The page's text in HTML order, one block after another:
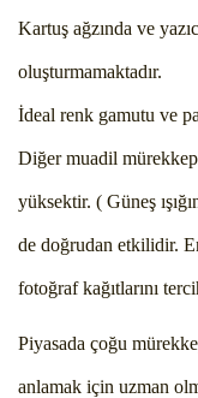
Kartuş ağzında ve
oluşturmamaktadır.
İdeal renk gamutu ve
Diğer muadil
yüksektir. ( Güneş
de doğrudan etkilidir.
fotoğraf kağıtlarını
Piyasada çoğu
anlamak için uzman